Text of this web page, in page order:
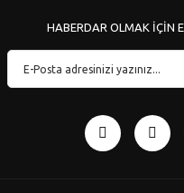
HABERDAR OLMAK İÇİN